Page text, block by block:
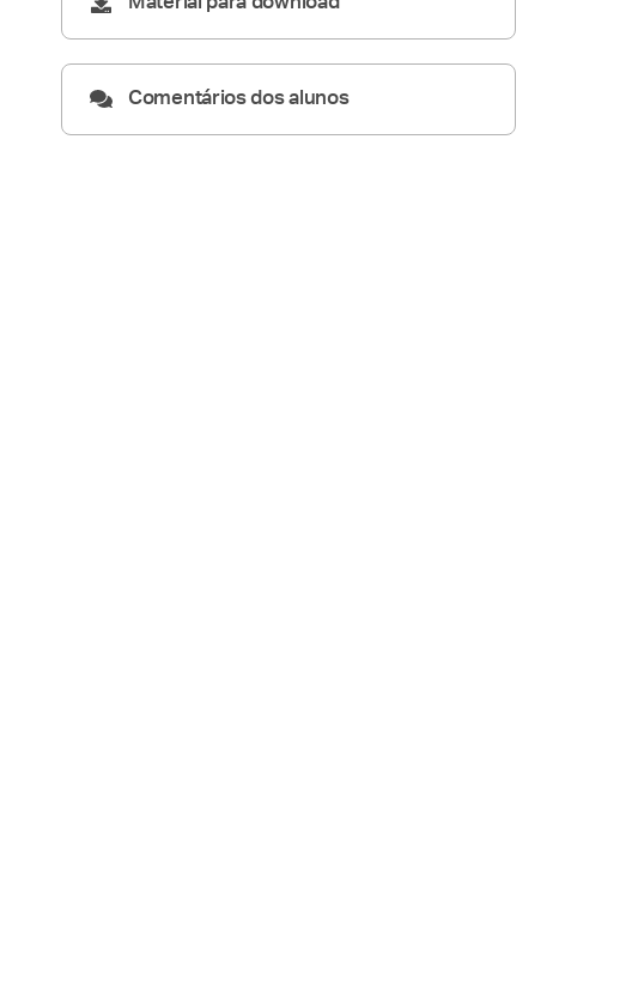
Comentários dos alunos